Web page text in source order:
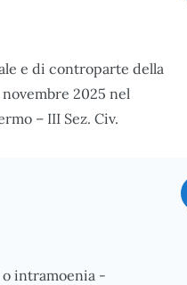
e di controparte della
2025 nel
– III Sez. Civ.
intramoenia -